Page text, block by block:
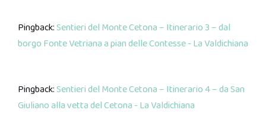
Pingback:Sentieri del Monte Cetona – Itinerario 3 – dal
borgo Fonte Vetriana a pian delle Contesse - La Valdichiana
Pingback:Sentieri del Monte Cetona – Itinerario 4 – da San
Giuliano alla vetta del Cetona - La Valdichiana